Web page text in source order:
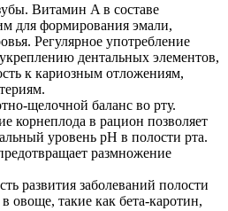
Витамин A в составе
для формирования эмали,
Регулярное употребление
дентальных элементов,
к кариозным отложениям,
щелочной баланс во рту.
корнеплода в рацион позволяет
уровень pH в полости рта.
размножение
развития заболеваний полости
овоще, такие как бета-каротин,